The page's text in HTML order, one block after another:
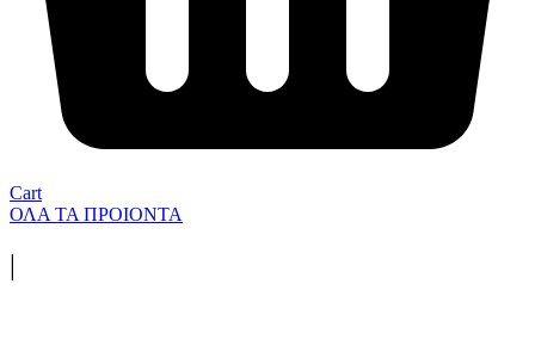
Cart
ΟΛΑ ΤΑ ΠΡΟΙΟΝΤΑ